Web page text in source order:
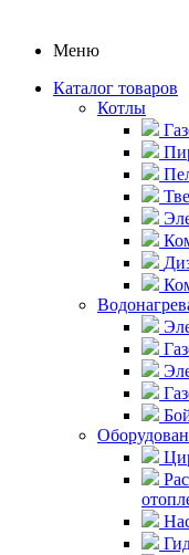
Меню
Каталог товаров
Котлы